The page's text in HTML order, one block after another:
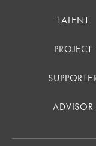
TALENT
PROJECT
ADVISOR